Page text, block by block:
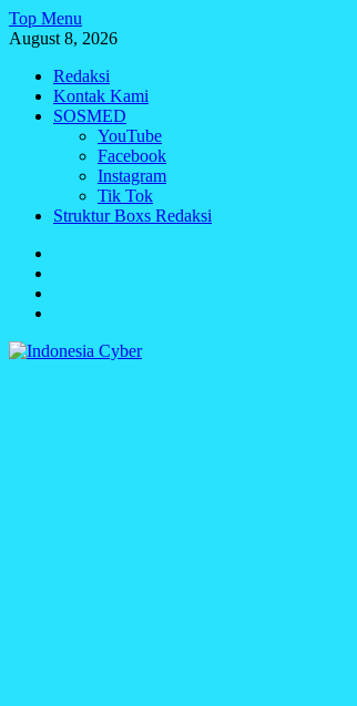
Skip
to
Top Menu
August 8, 2026
Redaksi
Kontak Kami
SOSMED
YouTube
Facebook
Instagram
Tik Tok
Struktur Boxs Redaksi
Redaksi